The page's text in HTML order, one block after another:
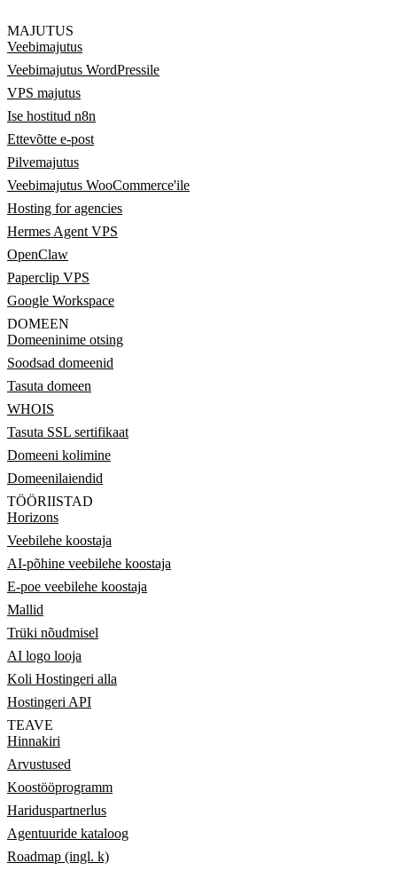
MAJUTUS
Veebimajutus
Veebimajutus WordPressile
VPS majutus
Ise hostitud n8n
Ettevõtte e-post
Pilvemajutus
Veebimajutus WooCommerce'ile
Hosting for agencies
Hermes Agent VPS
OpenClaw
Paperclip VPS
Google Workspace
DOMEEN
Domeeninime otsing
Soodsad domeenid
Tasuta domeen
WHOIS
Tasuta SSL sertifikaat
Domeeni kolimine
Domeenilaiendid
TÖÖRIISTAD
Horizons
Veebilehe koostaja
AI-põhine veebilehe koostaja
E-poe veebilehe koostaja
Mallid
Trüki nõudmisel
AI logo looja
Koli Hostingeri alla
Hostingeri API
TEAVE
Hinnakiri
Arvustused
Koostööprogramm
Hariduspartnerlus
Agentuuride kataloog
Roadmap (ingl. k)